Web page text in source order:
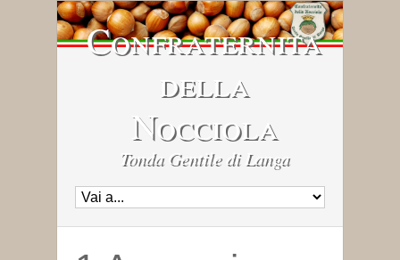
Confraternita
della
Nocciola
Tonda Gentile di Langa